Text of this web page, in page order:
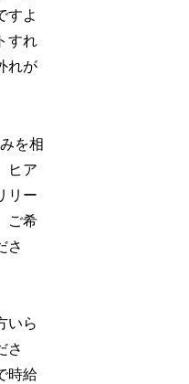
すよ
すれ
れが
を相
ヒア
リー
ご希
さ
いら
さ
時給